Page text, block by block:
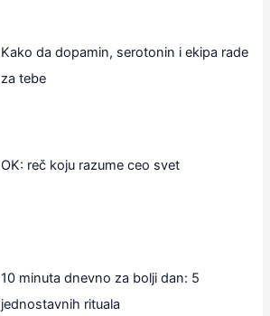
Kako da dopamin, serotonin i ekipa rade
za tebe
OK: reč koju razume ceo svet
10 minuta dnevno za bolji dan: 5
jednostavnih rituala